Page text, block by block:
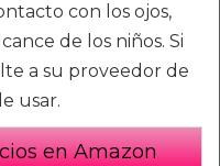
con los ojos,
de los niños. Si
a su proveedor de
usar.
en Amazon